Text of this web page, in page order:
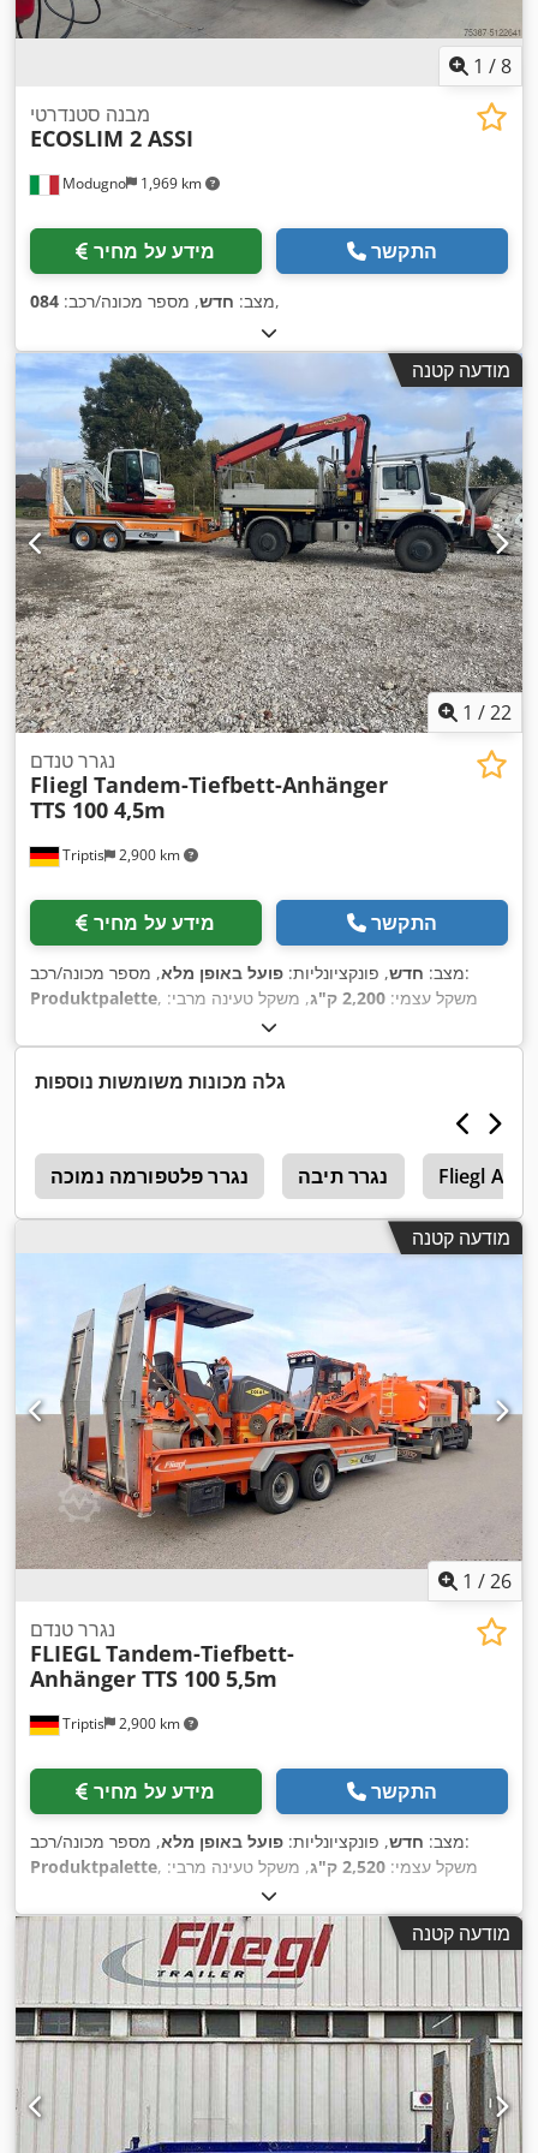
1 /8
Modugno 1,969 km
מבנה סטנדרטי
ECOSLIM 2 ASSI
מידע על מחיר התקשר
מצב: חדש, מספר מכונה/רכב: 084 ,
מודעה קטנה
1 /22
Triptis 2,900 km
נגרר טנדם
Fliegl Tandem-Tiefbett-Anhänger
TTS 100 4,5m
מידע על מחיר התקשר
מצב: חדש, פונקציונליות: פועל באופן מלא
, מספר מכונה/רכב:
Produktpalette
, משקל עצמי: 2,200 ק"ג
, משקל טעינה מרבי:
10,500 ק"ג
אזור הטעינה:4,500 מ"מ , רוחב שטח הטעינה:2,050 מ"מ
, גובה תא
6,280 מ"מ , רוחב כולל:2,550 מ"מ
גלה מכונות משומשות נוספות
נגרר פלטפורמה נמוכה נגרר תיבה Fliegl Asw
מודעה קטנה
1 /26
Triptis 2,900 km
נגרר טנדם
FLIEGLTandem-Tiefbett-
Anhänger TTS 100 5,5m
מידע על מחיר התקשר
מצב: חדש, פונקציונליות: פועל באופן מלא
, מספר מכונה/רכב:
Produktpalette
, משקל עצמי: 2,520 ק"ג
, משקל טעינה מרבי:
10,500 ק"ג
אזור הטעינה:5,500 מ"מ , רוחב שטח הטעינה:2,050 מ"מ
, גובה תא
המטען:400 מ"מ , אורך כולל:7,280 מ"מ , רוחב כולל:2,550 מ"מ
2,900 מ"מ , מתלה:פלדה, גודל צמיג:
מצב הצמיגים:,
מודעה קטנה